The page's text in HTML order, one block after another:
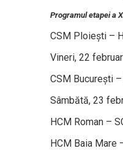
Programul etapei a
CSM Ploieşti –
Vineri, 22
CSM Bucureşti
Sâmbătă, 23
HCM Roman –
HCM Baia Mare